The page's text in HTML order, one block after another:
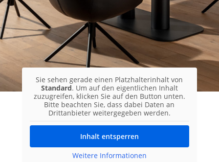
Sie sehen gerade einen Platzhalterinhalt von
Standard. Um auf den eigentlichen Inhalt
zuzugreifen, klicken Sie auf den Button unten.
Bitte beachten Sie, dass dabei Daten an
Drittanbieter weitergegeben werden.
Inhalt entsperren
Weitere Informationen